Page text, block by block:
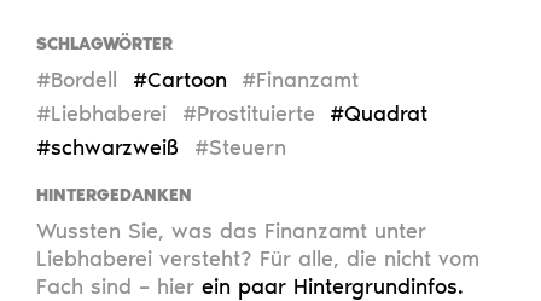
SCHLAGWÖRTER
#Bordell #Cartoon
#Finanzamt
#Liebhaberei
#Prostituierte
#Quadrat
#schwarzweiß
#Steuern
HINTERGEDANKEN
Wussten Sie, was das Finanzamt unter
Liebhaberei versteht? Für alle, die nicht vom
Fach sind – hier ein paar Hintergrundinfos.